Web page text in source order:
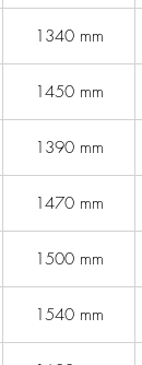
1340 mm
1450 mm
1390 mm
1470 mm
1500 mm
1540 mm